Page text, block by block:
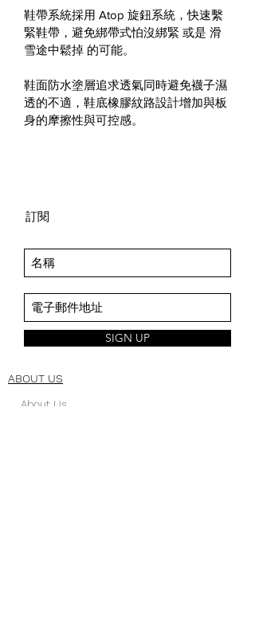
鞋帶系統採用 Atop 旋鈕系統，快速繫
緊鞋帶，避免綁帶式怕沒綁緊 或是 滑
雪途中鬆掉 的可能。
鞋面防水塗層追求透氣同時避免襪子濕
透的不適，鞋底橡膠紋路設計增加與板
身的摩擦性與可控感。
訂閱
SIGN UP
ABOUT US
About Us